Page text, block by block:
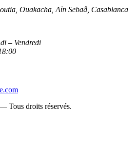
Ouakacha, Aïn Sebaâ, Casablanca
– Vendredi
Tous droits réservés.